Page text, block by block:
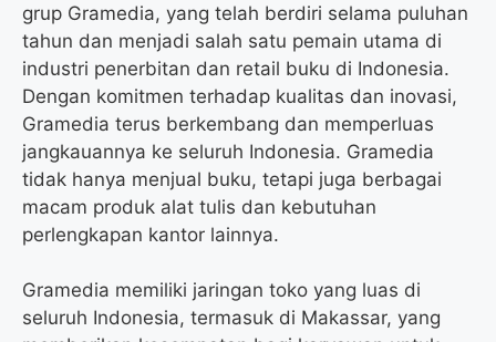
grup Gramedia, yang telah berdiri selama puluhan
tahun dan menjadi salah satu pemain utama di
industri penerbitan dan retail buku di Indonesia.
Dengan komitmen terhadap kualitas dan inovasi,
Gramedia terus berkembang dan memperluas
jangkauannya ke seluruh Indonesia. Gramedia
tidak hanya menjual buku, tetapi juga berbagai
macam produk alat tulis dan kebutuhan
perlengkapan kantor lainnya.
Gramedia memiliki jaringan toko yang luas di
seluruh Indonesia, termasuk di Makassar, yang